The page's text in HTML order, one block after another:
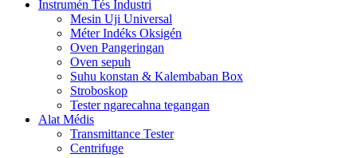
Instrumén Tés Industri
Mesin Uji Universal
Méter Indéks Oksigén
Oven Pangeringan
Oven sepuh
Suhu konstan & Kalembaban Box
Stroboskop
Tester ngarecahna tegangan
Alat Médis
Transmittance Tester
Centrifuge